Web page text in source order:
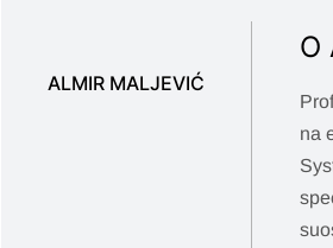
ALMIR MALJEVIĆ
O
na